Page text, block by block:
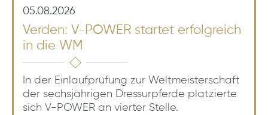
05.08.2026
Verden: V-POWER startet erfolgreich
in die WM
In der Einlaufprüfung zur Weltmeisterschaft
der sechsjährigen Dressurpferde platzierte
sich V-POWER an vierter Stelle.